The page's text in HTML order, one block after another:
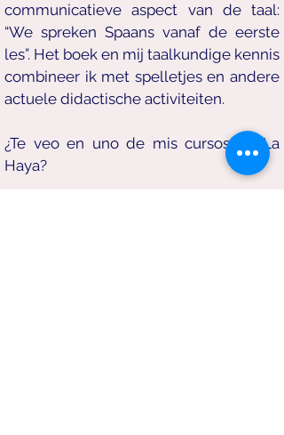
communicatieve aspect van de taal:
“We spreken Spaans vanaf de eerste
les”. Het boek en mij taalkundige kennis
combineer ik met spelletjes en andere
actuele didactische activiteiten.
¿Te veo en uno de mis cursos en La
Haya?